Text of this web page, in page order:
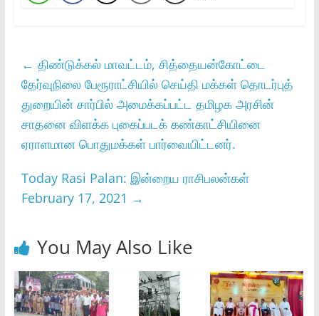
← திண்டுக்கல்‌ மாவட்டம்‌, சித்தையன்கோட்டை
தேர்வுநிலை பேரூராட்சியில்‌ செய்தி மக்கள்‌ தொடர்புத்‌
துறையின்‌ சார்பில்‌ அமைக்கப்பட்ட தமிழக அரசின்‌
சாதனை விளக்க புகைப்படக்‌ கண்காட்சியினை
ஏராளமான பொதுமக்கள்‌ பார்வையிட்டனர்‌.
Today Rasi Palan: இன்றைய ராசிபலன்கள்
February 17, 2021 →
You May Also Like